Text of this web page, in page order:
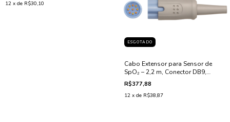
12 x de R$30,10
ESGOTADO
Cabo Extensor para Sensor de
SpO₂ – 2,2 m, Conector DB9,
Compatível com Dräger OxiMax
R$377,88
12 x de R$38,87